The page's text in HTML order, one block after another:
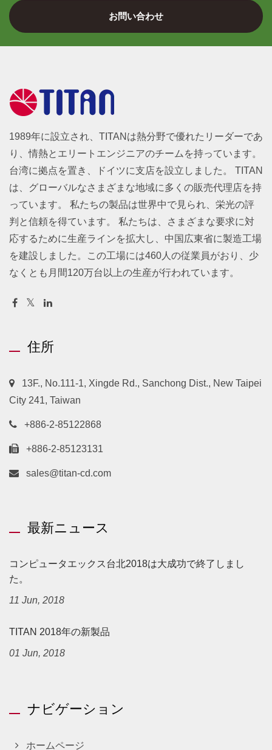
お問い合わせ
1989年に設立され、TITANは熱分野で優れたリーダーであ
り、情熱とエリートエンジニアのチームを持っています。
台湾に拠点を置き、ドイツに支店を設立しました。 TITAN
は、グローバルなさまざまな地域に多くの販売代理店を持
っています。 私たちの製品は世界中で見られ、栄光の評
判と信頼を得ています。 私たちは、さまざまな要求に対
応するために生産ラインを拡大し、中国広東省に製造工場
を建設しました。この工場には460人の従業員がおり、少
なくとも月間120万台以上の生産が行われています。
住所
13F., No.111-1, Xingde Rd., Sanchong Dist., New Taipei
City 241, Taiwan
+886-2-85122868
+886-2-85123131
sales@titan-cd.com
最新ニュース
コンピュータエックス台北2018は大成功で終了しまし
た。
11 Jun, 2018
TITAN 2018年の新製品
01 Jun, 2018
ナビゲーション
ホームページ